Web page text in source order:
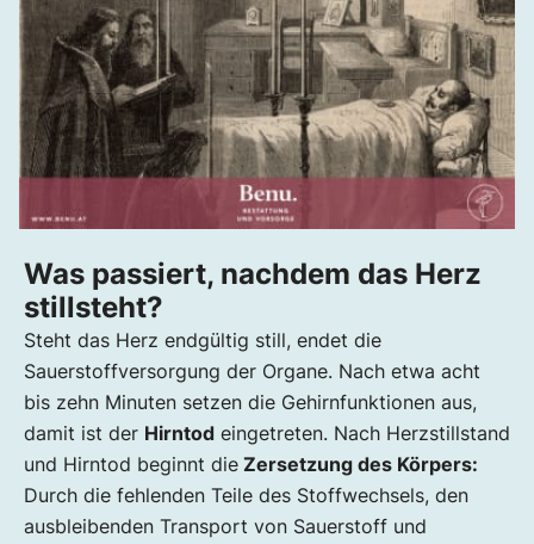
Was passiert, nachdem das Herz
stillsteht?
Steht das Herz endgültig still, endet die
Sauerstoffversorgung der Organe. Nach etwa acht
bis zehn Minuten setzen die Gehirnfunktionen aus,
damit ist der Hirntod eingetreten. Nach Herzstillstand
und Hirntod beginnt die Zersetzung des Körpers:
Durch die fehlenden Teile des Stoffwechsels, den
ausbleibenden Transport von Sauerstoff und